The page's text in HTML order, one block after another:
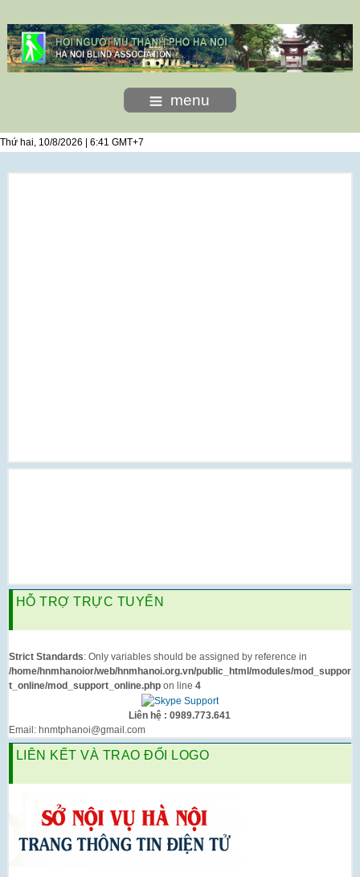
menu
Thứ hai, 10/8/2026 | 6:41 GMT+7
HỖ TRỢ TRỰC TUYẾN
Strict Standards: Only variables should be assigned by reference in
/home/hnmhanoior/web/hnmhanoi.org.vn/public_html/modules/mod_suppor
t_online/mod_support_online.phpon line 4
Liên hệ : 0989.773.641
Email: hnmtphanoi@gmail.com
LIÊN KẾT VÀ TRAO ĐỔI LOGO